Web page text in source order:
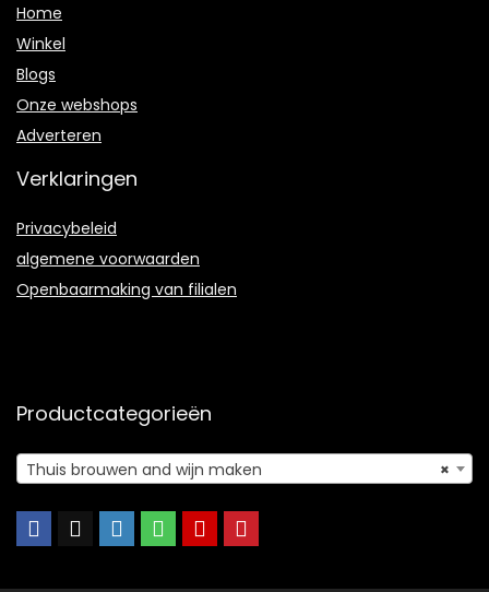
Home
Winkel
Blogs
Onze webshops
Adverteren
Verklaringen
Privacybeleid
algemene voorwaarden
Openbaarmaking van filialen
Productcategorieën
×
Thuis brouwen and wijn maken